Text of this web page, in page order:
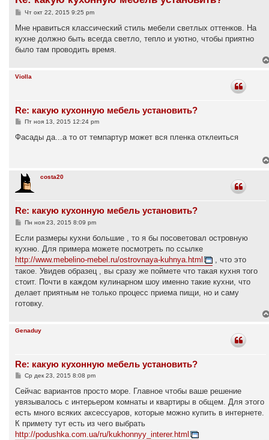
С
о
щ
е
Чт окт 22, 2015 9:25 pm
Мне нравиться классический стиль мебели светлых оттенков. На
кухне должно быть всегда светло, тепло и уютно, чтобы приятно
было там проводить время.
Violla
Re: какую кухонную мебель установить?
С
о
е
Пт ноя 13, 2015 12:24 pm
Фасады да...а то от темпартур может вся пленка отклеиться
costa20
Re: какую кухонную мебель установить?
С
о
щ
е
н
и
е
Пн ноя 23, 2015 8:09 pm
Если размеры кухни большие , то я бы посоветовал островную
кухню. Для примера можете посмотреть по ссылке
http://www.mebelino-mebel.ru/ostrovnaya-kuhnya.html
, что это
такое. Увидев образец , вы сразу же поймете что такая кухня того
стоит. Почти в каждом кулинарном шоу именно такие кухни, что
делает приятным не только процесс приема пищи, но и саму
готовку.
Genaduy
Re: какую кухонную мебель установить?
С
о
щ
е
и
е
Ср дек 23, 2015 8:08 pm
Сейчас вариантов просто море. Главное чтобы ваше решение
увязывалось с интерьером комнаты и квартиры в общем. Для этого
есть много всяких аксессуаров, которые можно купить в интернете.
К примету тут есть из чего выбрать
http://podushka.com.ua/ru/kukhonnyy_interer.html